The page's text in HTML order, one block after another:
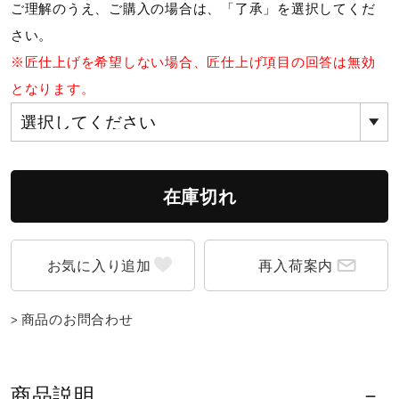
直営店一覧
取扱店一覧
ご理解のうえ、ご購入の場合は、「了承」を選択してくだ
さい。
※匠仕上げを希望しない場合、匠仕上げ項目の回答は無効
となります。
在庫切れ
再入荷案内
商品のお問合わせ